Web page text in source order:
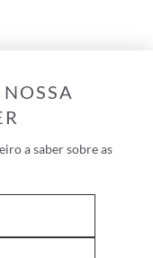
a saber sobre as